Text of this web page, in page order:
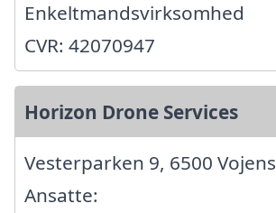
Enkeltmandsvirksomhed
CVR: 42070947
Horizon Drone Services
Vesterparken 9, 6500 Vojens
Ansatte: